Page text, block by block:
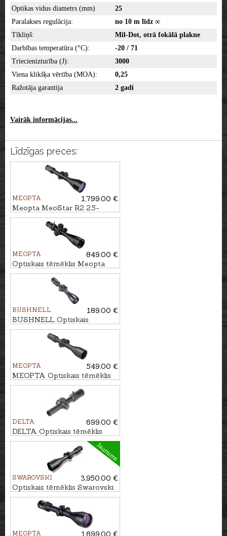
Optikas vidus diametrs (mm)
25
Paralakses regulācija:
no 10 m līdz ∞
Tīkliņš:
Mil-Dot, otrā fokālā plakne
Darbības temperatūra (°C):
-20 / 71
Triecienizturība (J):
3000
Viena klikšķa vērtība (MOA):
0,25
Ražotāja garantija
2 gadi
Vairāk informācijas...
Līdzīgas preces:
MEOPTA
1,799.00 €
Meopta MeoStar R2 2.5-
15x56 RD PA - BDC 3
MEOPTA
849.00 €
Optiskais tēmēklis Meopta
Optika6 4,5-27x50 RD SFP -
BUSHNELL
189.00 €
BUSHNELL Optiskais
tēmēklis LEGEND 3-9x40
Multi-X IR
MEOPTA
549.00 €
MEOPTA Optiskais tēmēklis
MeoHunter R5 3-15x50 SFP
DELTA
699.00 €
DELTA Optiskais tēmēklis
Stryker HD 1-6x24 DSMR
Jaunums
SWAROVSKI
3,950.00 €
Optiskais tēmēklis Swarovski
Z8i 2.3-18x56 P SR 4A-I
MEOPTA 1,699.00 €